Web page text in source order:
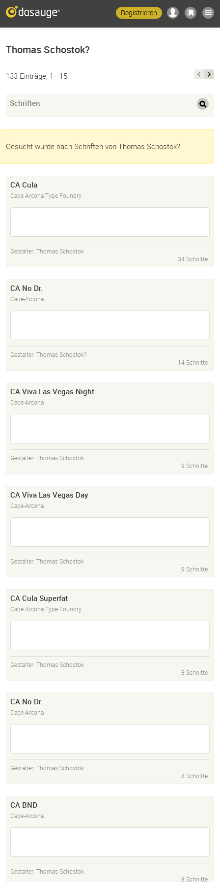
Registrieren
Thomas Schostok?
133 Einträge, 1—15:
Schriften
Gesucht wurde nach Schriften von Thomas Schostok?.
CA Cula
Cape Arcona Type Foundry
Gestalter: Thomas Schostok
34 Schnitte
CA No Dr.
Cape-Arcona
Gestalter: Thomas Schostok?
14 Schnitte
CA Viva Las Vegas Night
Cape-Arcona
Gestalter: Thomas Schostok
9 Schnitte
CA Viva Las Vegas Day
Cape-Arcona
Gestalter: Thomas Schostok
9 Schnitte
CA Cula Superfat
Cape Arcona Type Foundry
Gestalter: Thomas Schostok
8 Schnitte
CA No Dr
Cape-Arcona
Gestalter: Thomas Schostok
8 Schnitte
CA BND
Cape-Arcona
Gestalter: Thomas Schostok
8 Schnitte